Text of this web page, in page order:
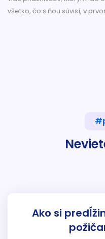
všetko, čo s ňou súvisí, v
Ako si